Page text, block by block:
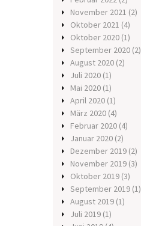
November 2021 (2)
Oktober 2021 (4)
Oktober 2020 (1)
September 2020 (2)
August 2020 (2)
Juli 2020 (1)
Mai 2020 (1)
April 2020 (1)
März 2020 (4)
Februar 2020 (4)
Januar 2020 (2)
Dezember 2019 (2)
November 2019 (3)
Oktober 2019 (3)
September 2019 (1)
August 2019 (1)
Juli 2019 (1)